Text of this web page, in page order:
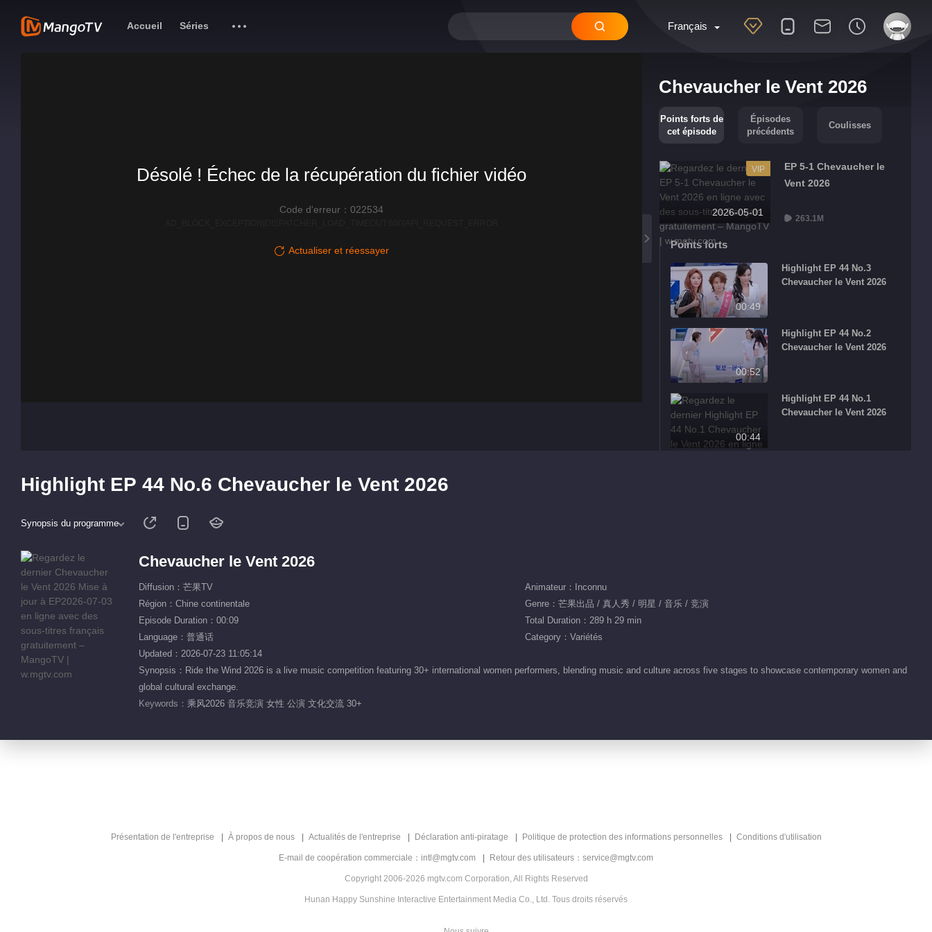
Français
Accueil Séries
Chevaucher le Vent 2026
Points forts de
cet épisode
Épisodes
précédents
Coulisses
2026-05-01
VIP
EP 5-1 Chevaucher le
Vent 2026
263.1M
Points forts
00:49
Highlight EP 44 No.3
Chevaucher le Vent 2026
00:52
Highlight EP 44 No.2
Chevaucher le Vent 2026
00:44
Highlight EP 44 No.1
Chevaucher le Vent 2026
Chevaucher le Vent 2026
Chevaucher le Vent 2026
Désolé ! Échec de la récupération du fichier vidéo
Code d'erreur：022534
Actualiser et réessayer
Highlight EP 44 No.6 Chevaucher le Vent 2026
Synopsis du programme
Chevaucher le Vent 2026
Diffusion：芒果TV
Animateur：Inconnu
Région：Chine continentale
Genre：芒果出品 / 真人秀 / 明星 / 音乐 / 竞演
Episode Duration：00:09
Total Duration：289 h 29 min
Language：普通话
Category：Variétés
Updated：2026-07-23 11:05:14
Synopsis：Ride the Wind 2026 is a live music competition featuring 30+ international women performers, blending music and culture across five stages to showcase contemporary women and
global cultural exchange.
Keywords： 乘风2026 音乐竞演 女性 公演 文化交流 30+
Présentation de l'entreprise À propos de nous Actualités de l'entreprise Déclaration anti-piratage Politique de protection des informations personnelles Conditions d'utilisation
E-mail de coopération commerciale：intl@mgtv.com Retour des utilisateurs：service@mgtv.com
Copyright 2006-2026 mgtv.com Corporation, All Rights Reserved
Hunan Happy Sunshine Interactive Entertainment Media Co., Ltd. Tous droits réservés